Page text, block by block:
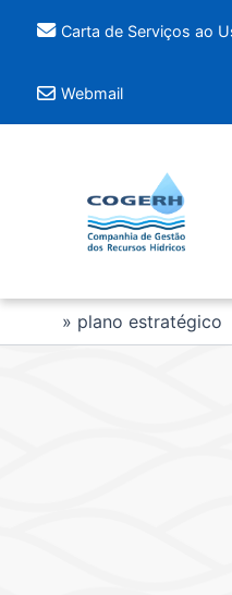
conteúdo
Carta de Serviços ao
Webmail
plano estratégico